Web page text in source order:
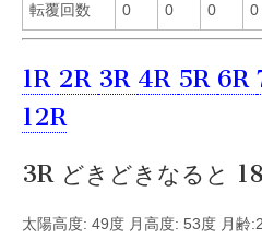
転覆回数 0 0 0 0
1R 2R 3R 4R 5R 6R
12R
3R どきどきなると
太陽高度: 49度 月高度: 53度 月齢